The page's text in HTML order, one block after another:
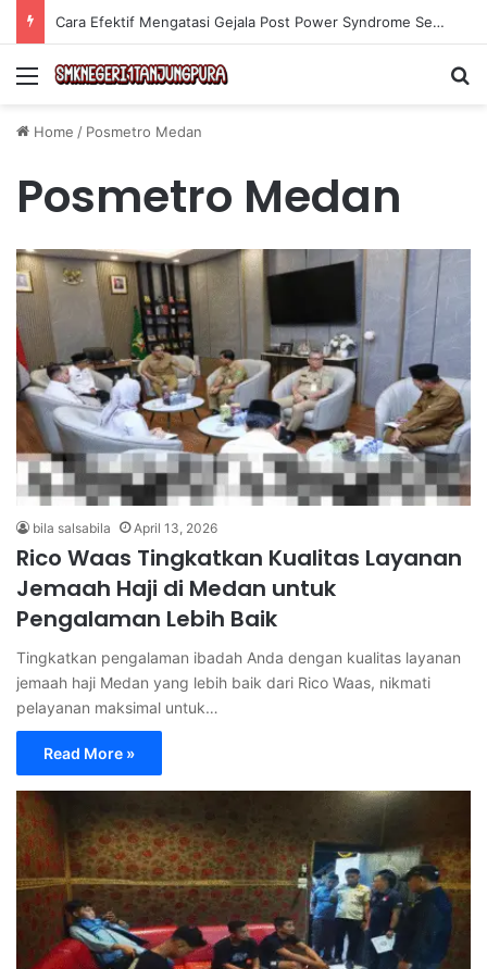
Olahraga Tanpa Alat untuk Menjaga Kebugaran Tubuh secara Efektif di Rumah
Menu
Home / Posmetro Medan
Posmetro Medan
bila salsabila April 13, 2026
Rico Waas Tingkatkan Kualitas Layanan
Jemaah Haji di Medan untuk
Pengalaman Lebih Baik
Tingkatkan pengalaman ibadah Anda dengan kualitas layanan
jemaah haji Medan yang lebih baik dari Rico Waas, nikmati
pelayanan maksimal untuk…
Read More »